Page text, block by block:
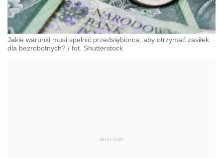
Jakie warunki musi spełnić przedsiębiorca, aby otrzymać zasiłek
dla bezrobotnych? / fot. Shutterstock